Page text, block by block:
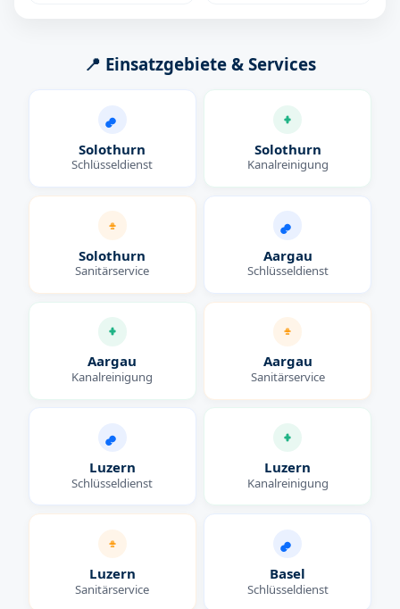
📍 Einsatzgebiete & Services
Solothurn
Schlüsseldienst
Solothurn
Kanalreinigung
Solothurn
Sanitärservice
Aargau
Schlüsseldienst
Aargau
Kanalreinigung
Aargau
Sanitärservice
Luzern
Schlüsseldienst
Luzern
Kanalreinigung
Luzern
Sanitärservice
Basel
Schlüsseldienst